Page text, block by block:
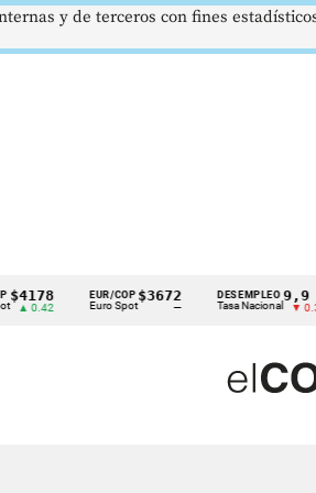
EUR/COP
Euro Spot
$3672
—
DESEMPLEO
Tasa Nacional
9,9 %
▼ 0.30
y de terceros con fines